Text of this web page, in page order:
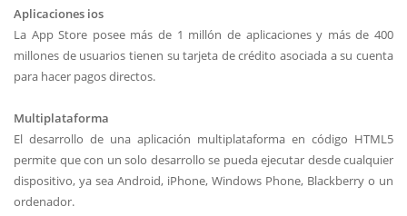
Aplicaciones ios
La App Store posee más de 1 millón de aplicaciones y más de 400
millones de usuarios tienen su tarjeta de crédito asociada a su cuenta
para hacer pagos directos.
Multiplataforma
El desarrollo de una aplicación multiplataforma en código HTML5
permite que con un solo desarrollo se pueda ejecutar desde cualquier
dispositivo, ya sea Android, iPhone, Windows Phone, Blackberry o un
ordenador.